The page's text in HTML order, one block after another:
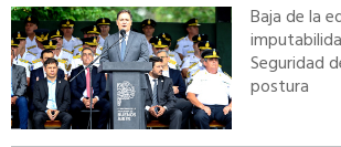
Baja de la
Seguridad
postura